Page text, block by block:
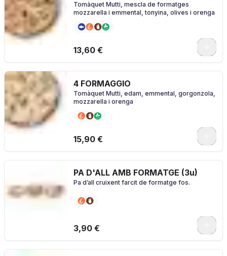
Tomàquet Mutti, mescla de formatges
mozzarella i emmental, tonyina, olives i orenga
13,60 €
4 FORMAGGIO
Tomàquet Mutti, edam, emmental, gorgonzola,
mozzarella i orenga
15,90 €
PA D'ALL AMB FORMATGE (3u)
Pa d’all cruixent farcit de formatge fos.
3,90 €